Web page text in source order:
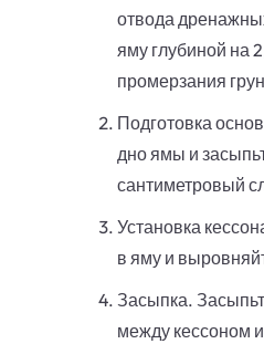
отвода
яму глубиной на
промерзания
Подготовка
дно ямы и
сантиметровый
Установка
в яму и
Засыпка.
между кессоном